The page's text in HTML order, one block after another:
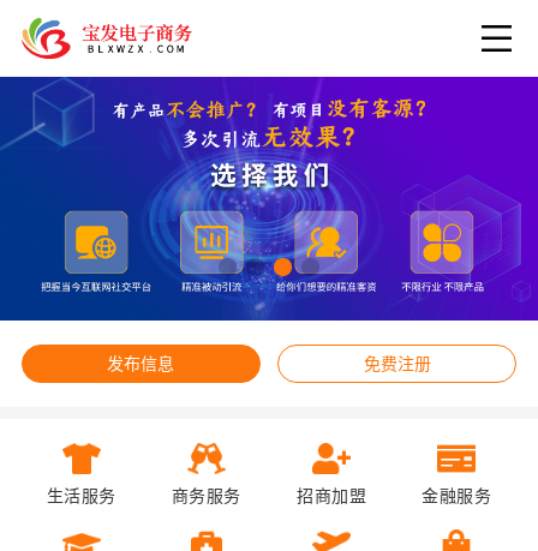
发布信息 免费注册
生活服务 商务服务 招商加盟 金融服务